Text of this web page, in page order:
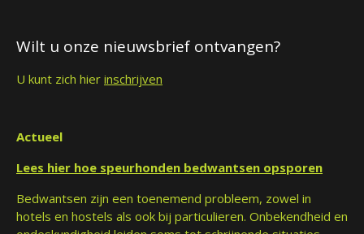
Wilt u onze nieuwsbrief ontvangen?
U kunt zich hier inschrijven
Actueel
Lees hier hoe speurhonden bedwantsen opsporen
Bedwantsen zijn een toenemend probleem, zowel in
hotels en hostels als ook bij particulieren. Onbekendheid en